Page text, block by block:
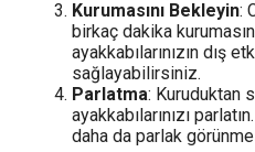
Kurumasını Bekleyin:
birkaç dakika
ayakkabılarınızın dış
sağlayabilirsiniz.
Parlatma: Kuruduktan
ayakkabılarınızı
daha da parlak